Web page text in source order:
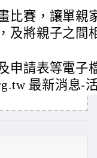
比賽，讓單親
及將親子之間
申請表等電子
最新消息-